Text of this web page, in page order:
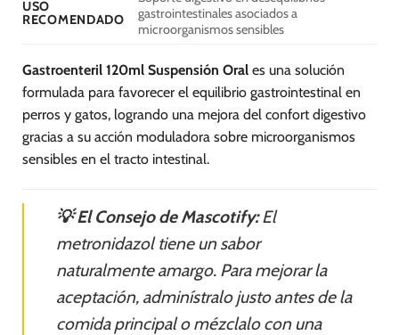
USO
RECOMENDADO
gastrointestinales asociados a
microorganismos sensibles
Gastroenteril 120ml Suspensión Oral es una solución
formulada para favorecer el equilibrio gastrointestinal en
perros y gatos, logrando una mejora del confort digestivo
gracias a su acción moduladora sobre microorganismos
sensibles en el tracto intestinal.
💡 El Consejo de Mascotify:El
metronidazol tiene un sabor
naturalmente amargo. Para mejorar la
aceptación, adminístralo justo antes de la
comida principal o mézclalo con una